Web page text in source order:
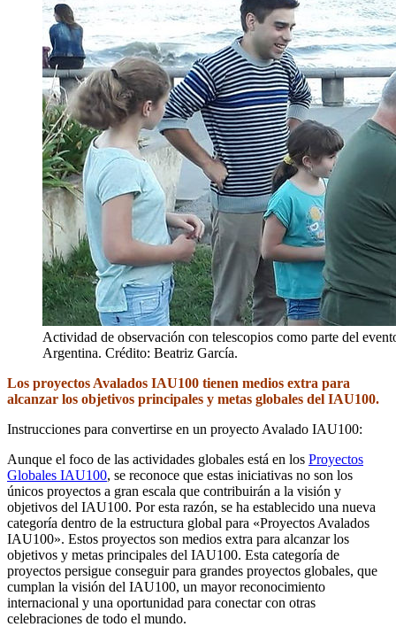
Actividad de observación con telescopios como parte del
Argentina. Crédito: Beatriz García.
Los proyectos Avalados IAU100 tienen medios extra para
alcanzar los objetivos principales y metas globales del IAU100.
Instrucciones para convertirse en un proyecto Avalado IAU100:
Aunque el foco de las actividades globales está en los Proyectos
Globales IAU100, se reconoce que estas iniciativas no son los
únicos proyectos a gran escala que contribuirán a la visión y
objetivos del IAU100. Por esta razón, se ha establecido una nueva
categoría dentro de la estructura global para «Proyectos Avalados
IAU100». Estos proyectos son medios extra para alcanzar los
objetivos y metas principales del IAU100. Esta categoría de
proyectos persigue conseguir para grandes proyectos globales, que
cumplan la visión del IAU100, un mayor reconocimiento
internacional y una oportunidad para conectar con otras
celebraciones de todo el mundo.